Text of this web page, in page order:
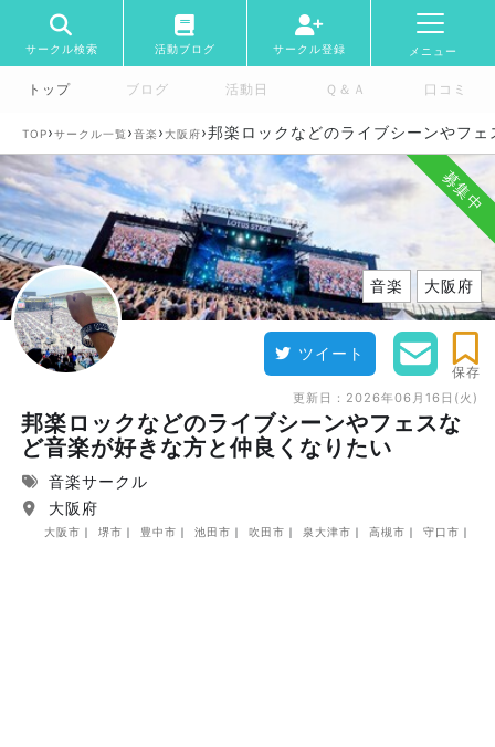
サークル検索 活動ブログ サークル登録 メニュー
トップ ブログ 活動日 Ｑ＆Ａ 口コミ
TOP›サークル一覧 ›音楽› 大阪府›邦楽ロックなどのライブシーンやフ
募集中
音楽 大阪府
ツイート
保存
更新日： 2026年06月16日(火)
邦楽ロックなどのライブシーンやフェスな
ど音楽が好きな方と仲良くなりたい
音楽サークル
大阪府
大阪市 堺市 豊中市 池田市 吹田市 泉大津市 高槻市 守口市